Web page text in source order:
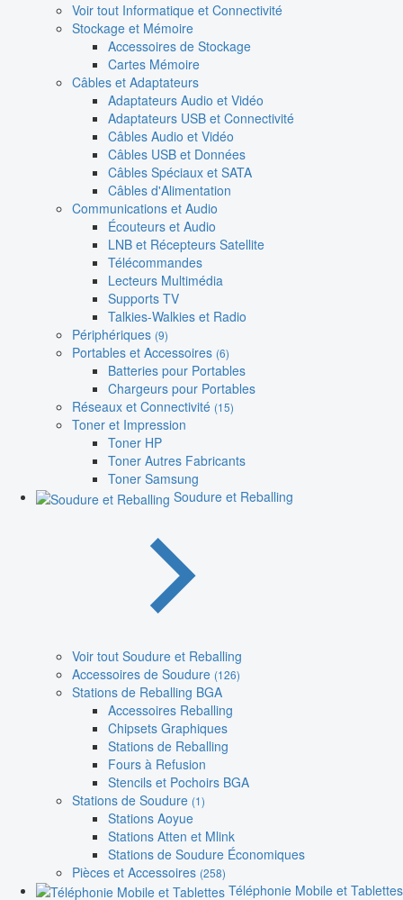
Voir tout Informatique et Connectivité
Stockage et Mémoire
Accessoires de Stockage
Cartes Mémoire
Câbles et Adaptateurs
Adaptateurs Audio et Vidéo
Adaptateurs USB et Connectivité
Câbles Audio et Vidéo
Câbles USB et Données
Câbles Spéciaux et SATA
Câbles d'Alimentation
Communications et Audio
Écouteurs et Audio
LNB et Récepteurs Satellite
Télécommandes
Lecteurs Multimédia
Supports TV
Talkies-Walkies et Radio
Périphériques (9)
Portables et Accessoires (6)
Batteries pour Portables
Chargeurs pour Portables
Réseaux et Connectivité (15)
Toner et Impression
Toner HP
Toner Autres Fabricants
Toner Samsung
Soudure et Reballing
Voir tout Soudure et Reballing
Accessoires de Soudure (126)
Stations de Reballing BGA
Accessoires Reballing
Chipsets Graphiques
Stations de Reballing
Fours à Refusion
Stencils et Pochoirs BGA
Stations de Soudure (1)
Stations Aoyue
Stations Atten et Mlink
Stations de Soudure Économiques
Pièces et Accessoires (258)
Téléphonie Mobile et Tablettes